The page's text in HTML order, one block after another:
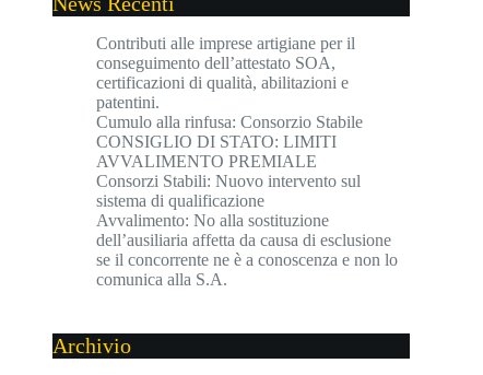
Contributi alle imprese artigiane per il
conseguimento dell’attestato SOA,
certificazioni di qualità, abilitazioni e
patentini.
Cumulo alla rinfusa: Consorzio Stabile
CONSIGLIO DI STATO: LIMITI
AVVALIMENTO PREMIALE
Consorzi Stabili: Nuovo intervento sul
sistema di qualificazione
Avvalimento: No alla sostituzione
dell’ausiliaria affetta da causa di esclusione
se il concorrente ne è a conoscenza e non lo
comunica alla S.A.
Archivio